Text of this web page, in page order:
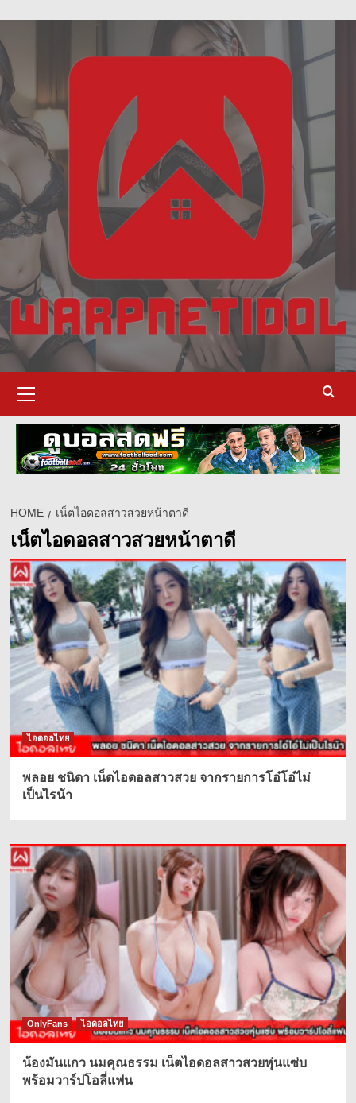
ฝัน
เห็น
to
content
Menu
HOME เน็ตไอดอลสาวสวยหน้าตาดี
เน็ตไอดอลสาวสวยหน้าตาดี
ไอดอลไทย
พลอย ชนิดา เน็ตไอดอลสาวสวย จากรายการโอ๋โอ๋ไม่
เป็นไรน้า
OnlyFans ไอดอลไทย
น้องมันแกว นมคุณธรรม เน็ตไอดอลสาวสวยหุ่นแซ่บ
พร้อมวาร์ปโอลี่แฟน